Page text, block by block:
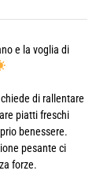
e la voglia di
di rallentare
piatti freschi
benessere.
pesante ci
forze.